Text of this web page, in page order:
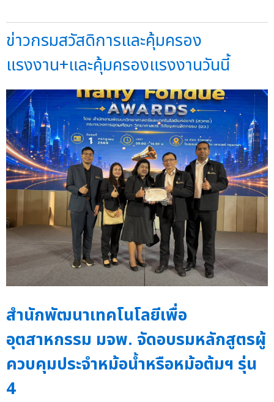
ข่าวกรมสวัสดิการและคุ้มครอง
แรงงาน+และคุ้มครองแรงงานวันนี้
สำนักพัฒนาเทคโนโลยีเพื่อ
อุตสาหกรรม มจพ. จัดอบรมหลักสูตรผู้
ควบคุมประจำหม้อน้ำหรือหม้อต้มฯ รุ่น
4